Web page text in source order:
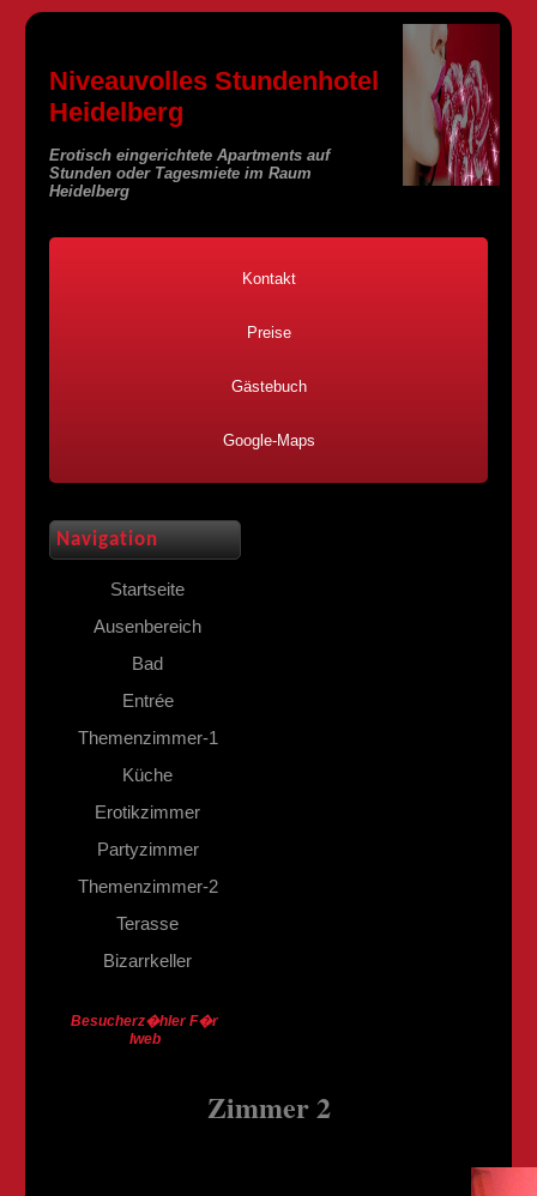
Niveauvolles Stundenhotel
Heidelberg
Erotisch eingerichtete Apartments auf
Stunden oder Tagesmiete im Raum
Heidelberg
Kontakt
Preise
Gästebuch
Google-Maps
Navigation
Startseite
Ausenbereich
Bad
Entrée
Themenzimmer-1
Küche
Erotikzimmer
Partyzimmer
Themenzimmer-2
Terasse
Bizarrkeller
Besucherz�hler F�r
Iweb
Zimmer 2